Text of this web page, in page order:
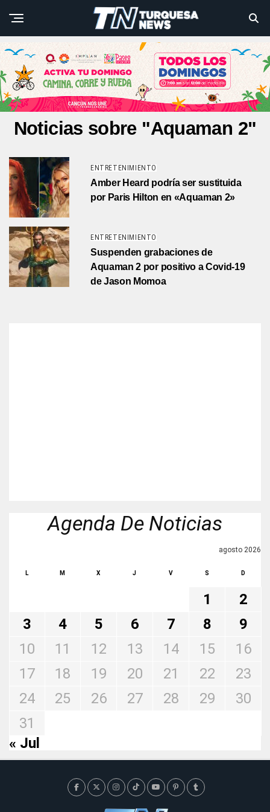
Noticias sobre "Aquaman 2"
ENTRETENIMIENTO
Amber Heard podría ser sustituida
por Paris Hilton en «Aquaman 2»
ENTRETENIMIENTO
Suspenden grabaciones de
Aquaman 2 por positivo a Covid-19
de Jason Momoa
Agenda De Noticias
agosto 2026
L M X J V S D
1
2
3
4 5 6 7 8
9
10
11 12 13 14 15
16
17
18 19 20 21 22
23
24
25 26 27 28 29
30
31
« Jul